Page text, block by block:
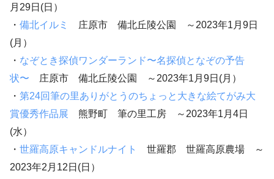
月29日(日）
・ 備北イルミ
庄原市 備北丘陵公園 ～2023年1月9日
(月）
・ なぞとき探偵ワンダーランド〜名探偵となぞの予告
状〜 庄原市 備北丘陵公園 ～2023年1月9日(月）
・ 第24回筆の里ありがとうのちょっと大きな絵てがみ大
賞優秀作品展 熊野町 筆の里工房 ～2023年1月4日
(水）
・ 世羅高原キャンドルナイト
世羅郡 世羅高原農場 ～
2023年2月12日(日）